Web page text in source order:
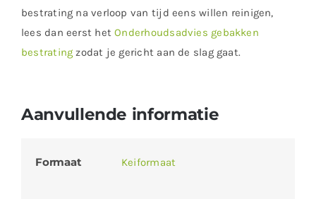
bestrating na verloop van tijd eens willen reinigen,
lees dan eerst hetOnderhoudsadvies gebakken
bestrating zodat je gericht aan de slag gaat.
Aanvullende informatie
Formaat Keiformaat